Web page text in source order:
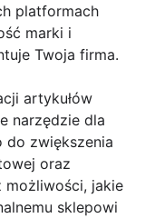
platformach
marki i
Twoja firma.
artykułów
narzędzie dla
do zwiększenia
oraz
możliwości, jakie
sklepowi